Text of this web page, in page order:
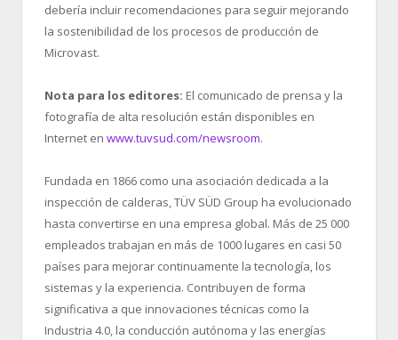
debería incluir recomendaciones para seguir mejorando
la sostenibilidad de los procesos de producción de
Microvast.
Nota para los editores: El comunicado de prensa y la
fotografía de alta resolución están disponibles en
Internet en www.tuvsud.com/newsroom.
Fundada en 1866 como una asociación dedicada a la
inspección de calderas, TÜV SÜD Group ha evolucionado
hasta convertirse en una empresa global. Más de 25 000
empleados trabajan en más de 1000 lugares en casi 50
países para mejorar continuamente la tecnología, los
sistemas y la experiencia. Contribuyen de forma
significativa a que innovaciones técnicas como la
Industria 4.0, la conducción autónoma y las energías